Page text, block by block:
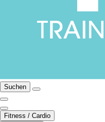
Suchen
Fitness / Cardio